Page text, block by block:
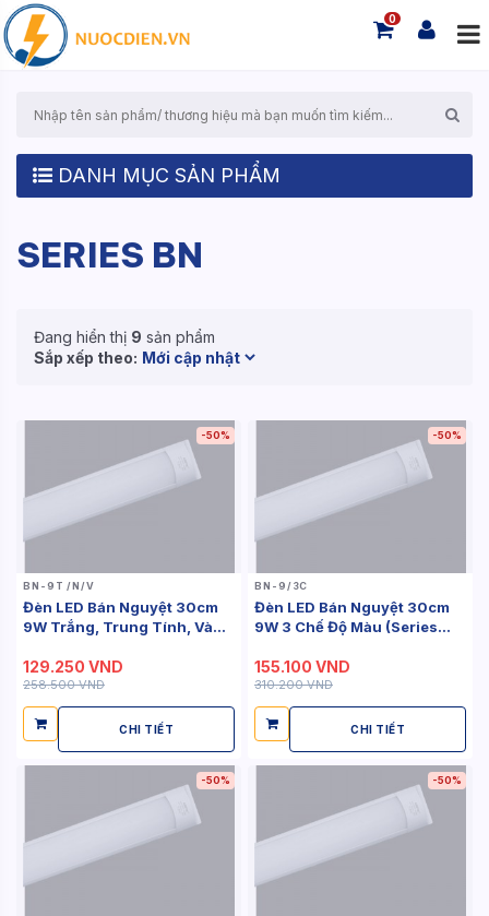
0
DANH MỤC SẢN PHẨM
SERIES BN
Đang hiển thị 9 sản phẩm
Sắp xếp theo:
-50%
BN-9T /N/V
Đèn LED Bán Nguyệt 30cm
9W Trắng, Trung Tính, Vàng
129.250 VND
258.500 VND
CHI TIẾT
-50%
BN-9/3C
Đèn LED Bán Nguyệt 30cm
9W 3 Chế Độ Màu (Series
155.100 VND
310.200 VND
CHI TIẾT
-50% -50%